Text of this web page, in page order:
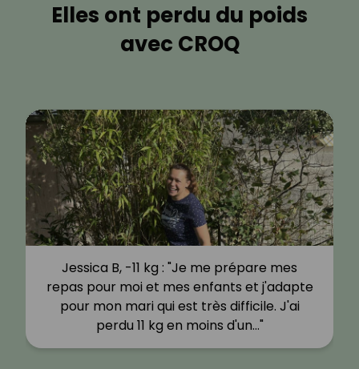
Elles ont perdu du poids
avec CROQ
Jessica B, -11 kg : "Je me prépare mes
repas pour moi et mes enfants et j'adapte
pour mon mari qui est très difficile. J'ai
perdu 11 kg en moins d'un…"